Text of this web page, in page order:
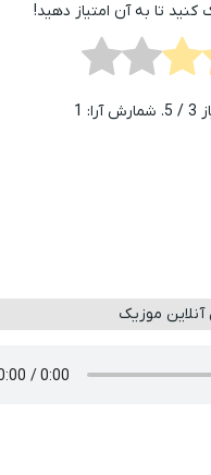
تا به آن امتیاز دهید!
3 / 5. شمارش آرا: 1
موزیک